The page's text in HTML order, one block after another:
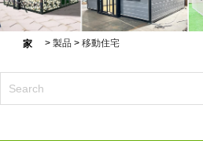
家 > 製品 > 移動住宅